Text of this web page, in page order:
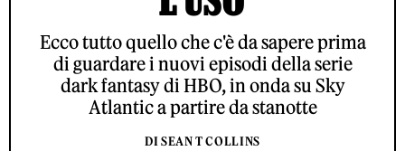
Ecco tutto quello che c'è da sapere prima
di guardare i nuovi episodi della serie
dark fantasy di HBO, in onda su Sky
Atlantic a partire da stanotte
DI SEAN T COLLINS